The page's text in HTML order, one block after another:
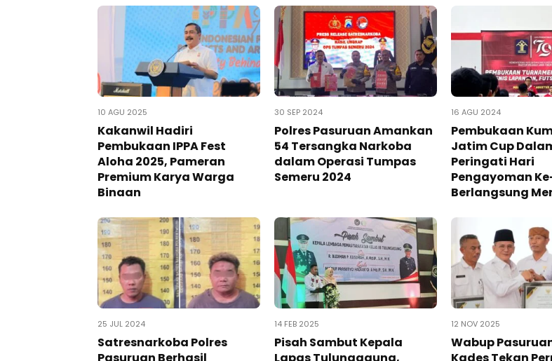
10 AGU 2025
Kakanwil Hadiri
Pembukaan IPPA Fest
Aloha 2025, Pameran
Premium Karya Warga
Binaan
30 SEP 2024
Polres Pasuruan Amankan
54 Tersangka Narkoba
dalam Operasi Tumpas
Semeru 2024
16 AGU 2024
Pembukaan
Jatim Cup
Peringati Hari
Pengayoman
Berlangsung
25 JUL 2024
Satresnarkoba Polres
14 FEB 2025
Pisah Sambut Kepala
12 NOV 2025
Wabup